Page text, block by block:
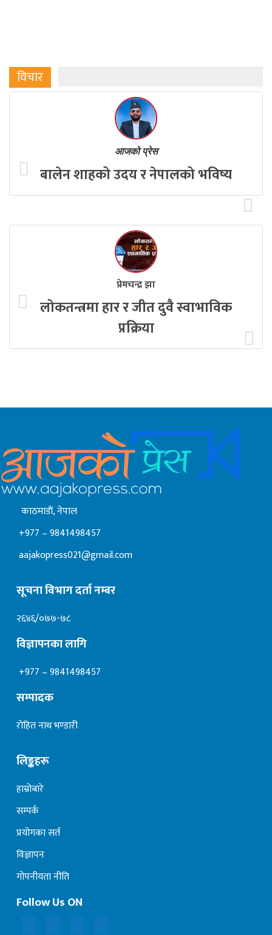
विचार
आजको प्रेस
बालेन शाहको उदय र नेपालको भविष्य
प्रेमचन्द्र झा
लोकतन्त्रमा हार र जीत दुवै स्वाभाविक
प्रक्रिया
काठमाडाैं, नेपाल
+977 – 9841498457
aajakopress021@gmail.com
सूचना विभाग दर्ता नम्बर
२६४६/०७७-७८
विज्ञापनका लागि
+977 – 9841498457
सम्पादक
रोहित नाथ भण्डारी
लिङ्कहरू
हाम्रोबारे
सम्पर्क
प्रयोगका सर्त
विज्ञापन
गोपनीयता नीति
Follow Us ON